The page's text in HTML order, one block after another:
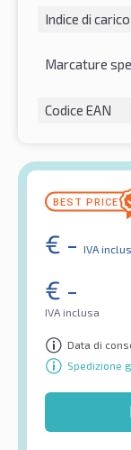
Indice di carico
Marcature
Codice EAN
€ - IVA
€ -
IVA inclusa
Data di
Spedizione